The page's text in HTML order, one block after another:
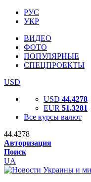
РУС
УКР
ВИДЕО
ФОТО
ПОПУЛЯРНЫЕ
СПЕЦПРОЕКТЫ
USD
USD 44.4278
EUR 51.3281
Все курсы валют
44.4278
Авторизация
Поиск
UA